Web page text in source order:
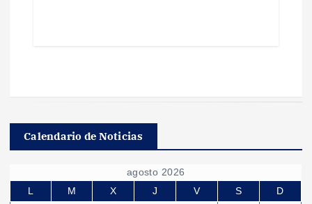
Calendario de Noticias
agosto 2026
L
M X J V S
D